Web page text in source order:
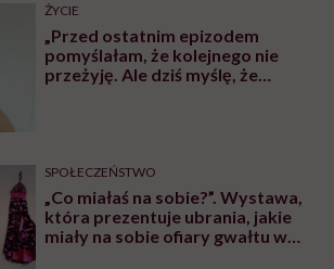
ŻYCIE
„Przed ostatnim epizodem
pomyślałam, że kolejnego nie
przeżyję. Ale dziś myślę, że
SPOŁECZEŃSTWO
„Co miałaś na sobie?”. Wystawa,
która prezentuje ubrania, jakie
miały na sobie ofiary gwałtu w